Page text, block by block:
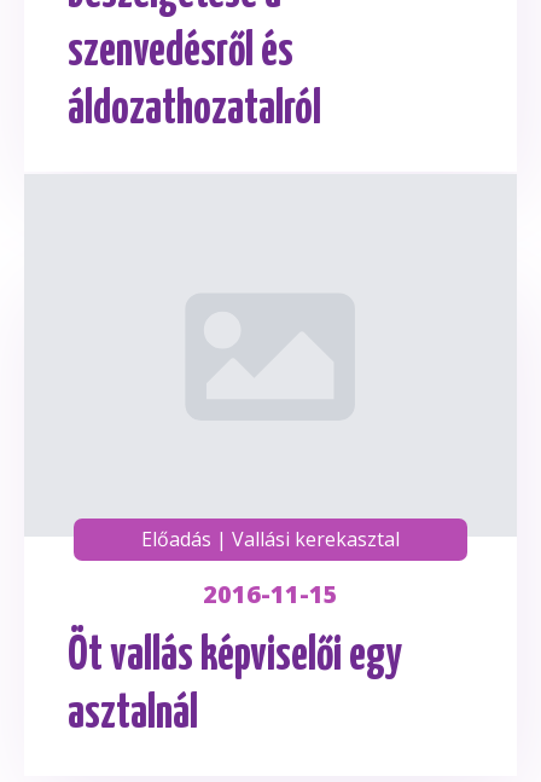
szenvedésről és
áldozathozatalról
Előadás | Vallási kerekasztal
2016-11-15
Öt vallás képviselői egy
asztalnál